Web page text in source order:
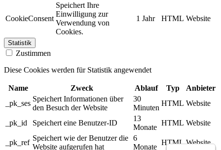
CookieConsent
Speichert Ihre
Einwilligung zur
Verwendung von
Cookies.
1 Jahr HTML Website
Statistik
Zustimmen
Diese Cookies werden für Statistik angewendet
Name Zweck Ablauf Typ
Anbieter
_pk_ses
Speichert Informationen über
den Besuch der Website
30
Minuten
HTML Website
_pk_id Speichert eine Benutzer-ID
13
Monate
HTML Website
_pk_ref
Speichert wie der Benutzer die
Website aufgerufen hat
6
Monate
HTML Website